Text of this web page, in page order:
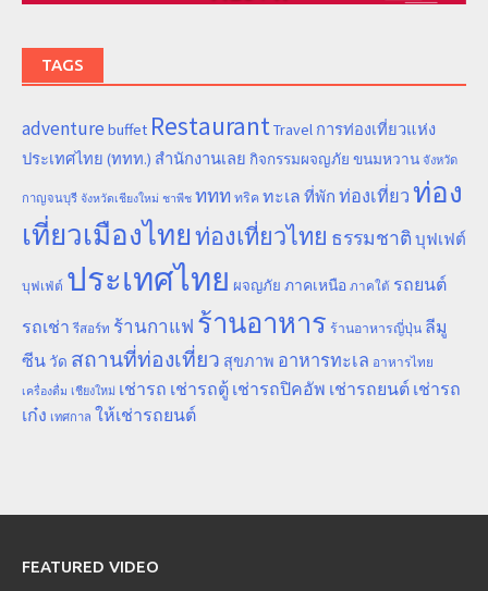
TAGS
adventure buffet RestaurantTravel การท่องเที่ยวแห่ง
ประเทศไทย (ททท.) สำนักงานเลย กิจกรรมผจญภัย ขนมหวาน จังหวัด
กาญจนบุรี จังหวัดเชียงใหม่ ชาพีช ททท ทริค ทะเล ที่พัก ท่องเที่ยวท่อง
เที่ยวเมืองไทยท่องเที่ยวไทย ธรรมชาติ บุฟเฟต์
บุฟเฟ่ต์ ประเทศไทย ผจญภัย ภาคเหนือ ภาคใต้ รถยนต์
รถเช่า รีสอร์ท ร้านกาแฟ ร้านอาหาร ร้านอาหารญี่ปุ่น ลีมู
ซีน วัด สถานที่ท่องเที่ยว สุขภาพ อาหารทะเล อาหารไทย
เครื่องดื่ม เชียงใหม่ เช่ารถ เช่ารถตู้ เช่ารถปิคอัพ เช่ารถยนต์ เช่ารถ
เก๋ง เทศกาล ให้เช่ารถยนต์
FEATURED VIDEO